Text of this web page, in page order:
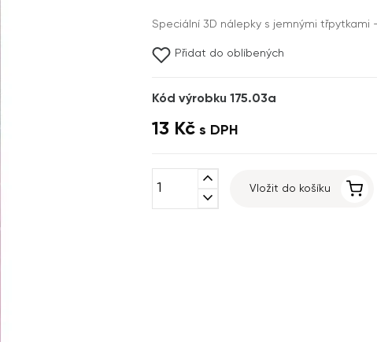
Speciální 3D nálepky s jemnými třpytkami
Přidat do oblíbených
Kód výrobku 175.03a
13 Kč s DPH
expand_less
expand_more
Vložit do košíku